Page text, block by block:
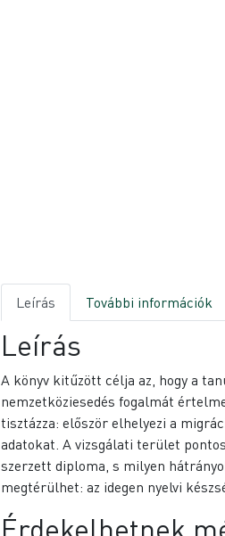
Leírás További információk
Leírás
A könyv kitűzött célja az, hogy a
nemzetköziesedés fogalmát
tisztázza: először elhelyezi a
adatokat. A vizsgálati terület
szerzett diploma, s milyen
megtérülhet: az idegen nyelvi
Érdekelhetnek